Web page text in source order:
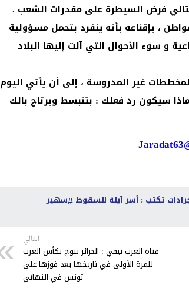
فرض السيطرة على مقدرات الشعب .
، بإقناعه بأنه ينفرد بتحمل مسؤولية
و سوء الأحوال التي آلت إليها البلاد
غير المدروسة ، إلى أن يأتي اليوم
سيكون رد فعلك : بتنبسط وبرتاح بالك
جرادات تكتب : أسر آيلة للسقوط سهير
التالي
قناة العرب تيفي : الجزائر تتوج بكأس العرب
للمرة الأولى في تاريخها بعد فوزها على
تونس في النهائي